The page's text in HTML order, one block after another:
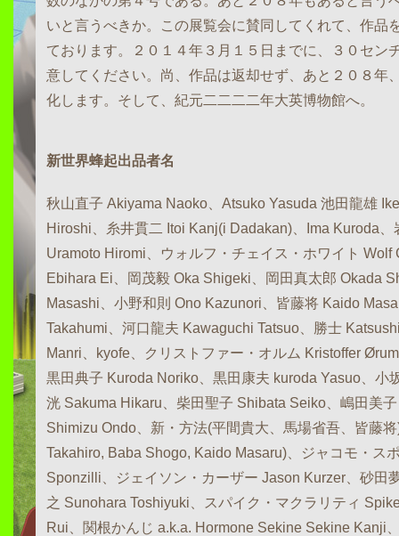
いと言うべきか。この展覧会に賛同してくれて、作品
ております。２０１４年３月１５日までに、３０セン
意してください。尚、作品は返却せず、あと２０８年
化します。そして、紀元二二二二年大英博物館へ。
新世界蜂起出品者名
秋山直子 Akiyama Naoko、Atsuko Yasuda 池田龍雄
Hiroshi、糸井貫二 Itoi Kanj(i Dadakan)、Ima Kuroda
Uramoto Hiromi、ウォルフ・チェイス・ホワイト Wolf
Ebihara Ei、岡茂毅 Oka Shigeki、岡田真太郎 Okada
Masashi、小野和則 Ono Kazunori、皆藤将 Kaido
Takahumi、河口龍夫 Kawaguchi Tatsuo、勝士
Manri、kyofe、クリストファー・オルム Kristoffer
黒田典子 Kuroda Noriko、黒田康夫 kuroda Yasuo、小
洸 Sakuma Hikaru、柴田聖子 Shibata Seiko、嶋田美
Shimizu Ondo、新・方法(平間貴大、馬場省吾、皆藤
Takahiro, Baba Shogo, Kaido Masaru)、ジャコモ・ス
Sponzilli、ジェイソン・カーザー Jason Kurzer、砂田
之 Sunohara Toshiyuki、スパイク・マクラリティ
Rui、関根かんじ a.k.a. Hormone Sekine Sekine Kanji